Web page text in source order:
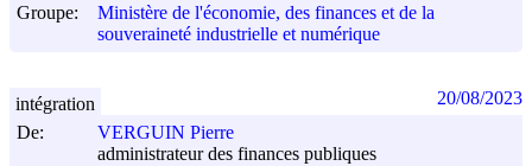
Groupe:
Ministère de l'économie, des finances et de la
souveraineté industrielle et numérique
De:
VERGUIN Pierre
administrateur des finances publiques
intégration 20/08/2023